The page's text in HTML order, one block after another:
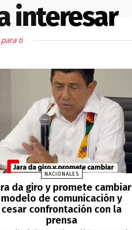
interesar
ti
NACIONALES
da giro y promete cambiar
modelo de comunicación y
cesar confrontación con la
prensa